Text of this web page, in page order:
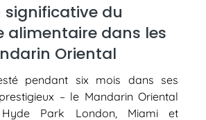
significative du
alimentaire dans les
Oriental
pendant six mois dans ses
– le Mandarin Oriental
Park London, Miami et